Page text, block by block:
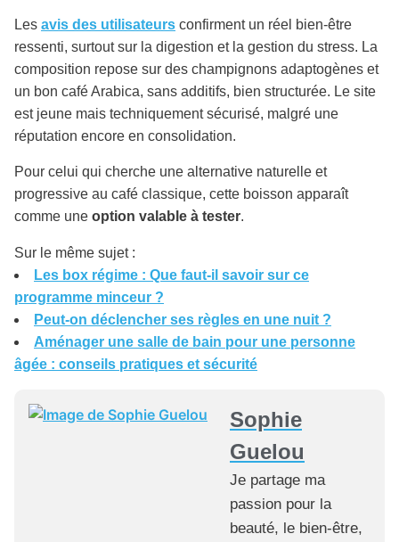
Les avis des utilisateurs confirment un réel bien-être
ressenti, surtout sur la digestion et la gestion du stress. La
composition repose sur des champignons adaptogènes et
un bon café Arabica, sans additifs, bien structurée. Le site
est jeune mais techniquement sécurisé, malgré une
réputation encore en consolidation.
Pour celui qui cherche une alternative naturelle et
progressive au café classique, cette boisson apparaît
comme une option valable à tester.
Sur le même sujet :
Les box régime : Que faut-il savoir sur ce
programme minceur ?
Peut-on déclencher ses règles en une nuit ?
Aménager une salle de bain pour une personne
âgée : conseils pratiques et sécurité
Sophie
Guelou
Je partage ma
passion pour la
beauté, le bien-être,